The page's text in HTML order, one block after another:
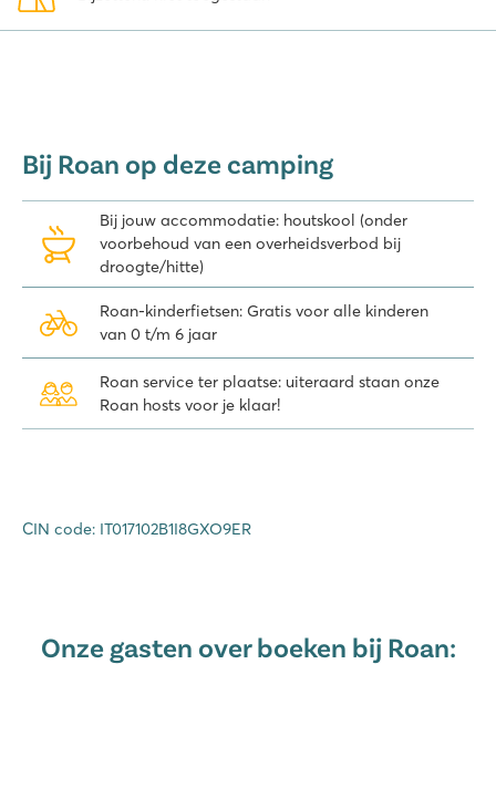
Bij Roan op deze camping
Bij jouw accommodatie: houtskool (onder
voorbehoud van een overheidsverbod bij
droogte/hitte)
Roan-kinderfietsen: Gratis voor alle kinderen
van 0 t/m 6 jaar
Roan service ter plaatse: uiteraard staan onze
Roan hosts voor je klaar!
CIN code: IT017102B1I8GXO9ER
Onze gasten over boeken bij Roan: